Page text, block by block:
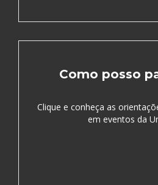
Como posso
Clique e conheça as
em eventos da